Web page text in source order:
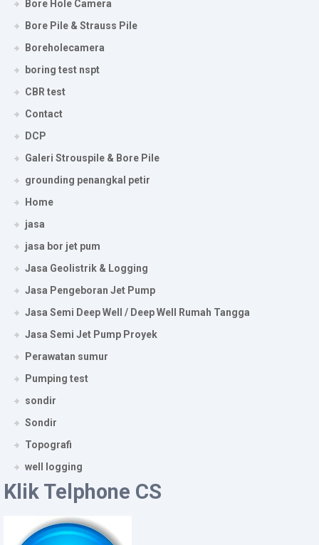
Bore Hole Camera
Bore Pile & Strauss Pile
Boreholecamera
boring test nspt
CBR test
Contact
DCP
Galeri Strouspile & Bore Pile
grounding penangkal petir
Home
jasa
jasa bor jet pum
Jasa Geolistrik & Logging
Jasa Pengeboran Jet Pump
Jasa Semi Deep Well / Deep Well Rumah Tangga
Jasa Semi Jet Pump Proyek
Perawatan sumur
Pumping test
sondir
Sondir
Topografi
well logging
Klik Telphone CS